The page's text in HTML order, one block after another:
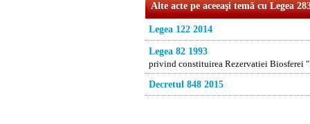
Alte acte pe aceeaşi temă cu Legea
Legea 122 2014
Legea 82 1993
privind constituirea Rezervatiei Biosferei
Decretul 848 2015